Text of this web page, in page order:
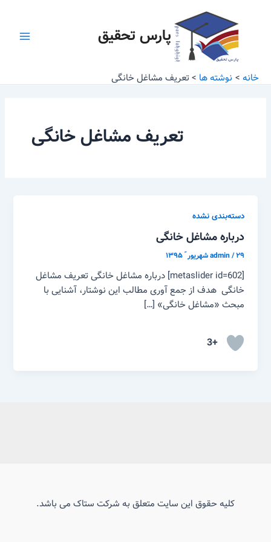
پارس تحقیق
خانه نوشته ها تعریف مشاغل خانگی
تعریف مشاغل خانگی
دسته‌بندی نشده
درباره مشاغل خانگی
admin/۲۹ شهریور ّ ۱۳۹۵
[metaslider id=602] درباره مشاغل خانگی تعریف مشاغل
خانگی هدف از جمع آوری مطالب این نوشتار، آشنایی با
مبحث «مشاغل خانگی» […]
+3
کلیه حقوق این سایت متعلق به شرکت ستاک می باشد.